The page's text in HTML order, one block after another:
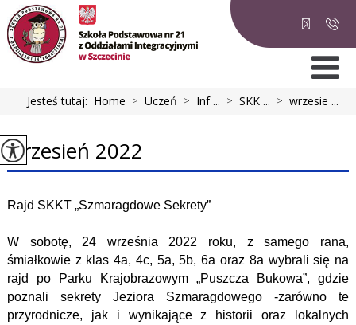
Jesteś tutaj: Home > Uczeń > Inf ... > SKK ... > wrzesie ...
wrzesień 2022
Rajd SKKT „Szmaragdowe Sekrety”
W sobotę, 24 września 2022 roku, z samego rana,
śmiałkowie z klas 4a, 4c, 5a, 5b, 6a oraz 8a wybrali się na
rajd po Parku Krajobrazowym „Puszcza Bukowa”, gdzie
poznali sekrety Jeziora Szmaragdowego -zarówno te
przyrodnicze, jak i wynikające z historii oraz lokalnych